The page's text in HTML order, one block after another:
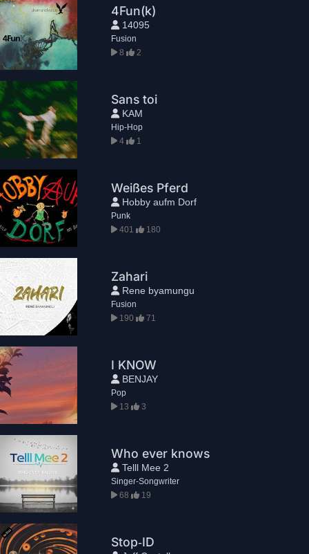
4Fun(k)
14095
Fusion
8
2
Sans toi
KAM
Hip-Hop
4
1
Weißes Pferd
Hobby aufm Dorf
Punk
401
180
Zahari
Rene byamungu
Fusion
190
71
I KNOW
BENJAY
Pop
13
3
Who ever knows
Telll Mee 2
Singer-Songwriter
68
19
Stop‑ID